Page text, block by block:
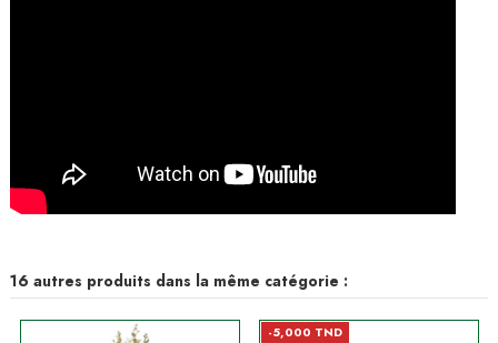
16 autres produits dans la même catégorie :
-5,000 TND